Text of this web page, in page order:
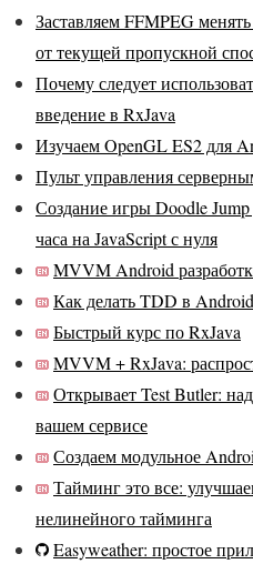
Заставляем FFMPEG
от текущей пропускной
Почему следует
введение в RxJava
Изучаем OpenGL ES2 для
Пульт управления
Создание игры Doodle
часа на JavaScript с нуля
MVVM Android
Как делать TDD в
Быстрый курс по RxJava
MVVM + RxJava:
Открывает Test Butler:
вашем сервисе
Создаем модульное
Тайминг это все:
нелинейного тайминга
Easyweather: простое